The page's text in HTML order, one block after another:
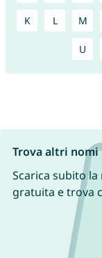
K L M
U
Trova altri
Scarica subito la
gratuita e trova